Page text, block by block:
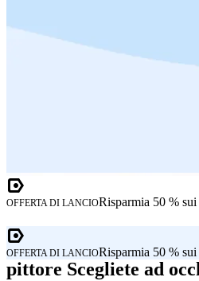
OFFERTA DI LANCIORisparmia 50 %
OFFERTA DI LANCIORisparmia 50 %
pittore Scegliete ad